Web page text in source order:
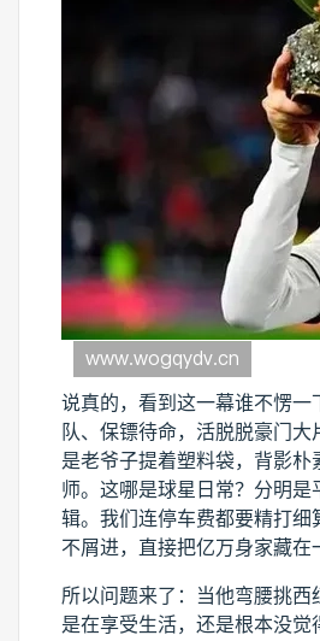
说真的，看到这一幕谁不愣一
队、保镖待命，活脱脱豪门大
是老爷子提着塑料袋，背影朴
师。这哪是球星日常？分明是
辑。我们连停车费都要精打细
不屑进，直接把亿万身家藏在
所以问题来了：当他弯腰挑西
是在享受生活，还是根本没觉